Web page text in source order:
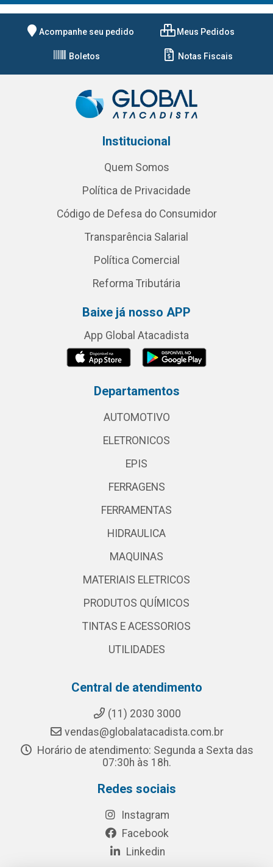
Acompanhe seu pedido Meus Pedidos
Boletos Notas Fiscais
Institucional
Quem Somos
Política de Privacidade
Código de Defesa do Consumidor
Transparência Salarial
Política Comercial
Reforma Tributária
Baixe já nosso APP
App Global Atacadista
Departamentos
AUTOMOTIVO
ELETRONICOS
EPIS
FERRAGENS
FERRAMENTAS
HIDRAULICA
MAQUINAS
MATERIAIS ELETRICOS
PRODUTOS QUÍMICOS
TINTAS E ACESSORIOS
UTILIDADES
Central de atendimento
(11) 2030 3000
vendas@globalatacadista.com.br
Horário de atendimento: Segunda a Sexta das
07:30h às 18h.
Redes sociais
Instagram
Facebook
Linkedin